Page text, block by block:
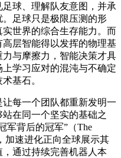
球、理解队友意图，并承
足球只是极限压测的形
世界的综合生存能力。而
层智能得以发挥的物理基
与摩擦力，智能决策才具
学习应对的混沌与不确定
基石。
每一个团队都重新发明一
在同一个坚实的基础之
军背后的冠军”（The
加速进化正向全球展示其
通过持续完善机器人本